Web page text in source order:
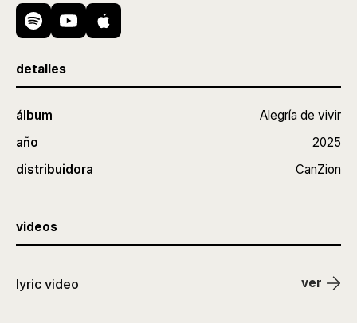
detalles
álbum
Alegría de vivir
año
2025
distribuidora
CanZion
videos
lyric video ver